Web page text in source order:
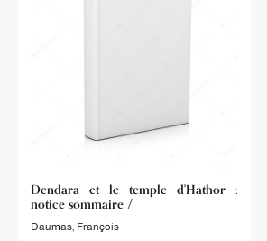
Dendara et le temple d'Hathor :
notice sommaire /
Daumas, François